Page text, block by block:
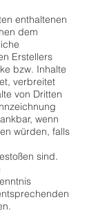
enthaltenen
dem
Erstellers
bzw. Inhalte
verbreitet
von Dritten
wenn
würden, falls
sind.